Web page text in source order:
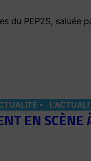
du PEP2S, saluée
EN SCÈNE